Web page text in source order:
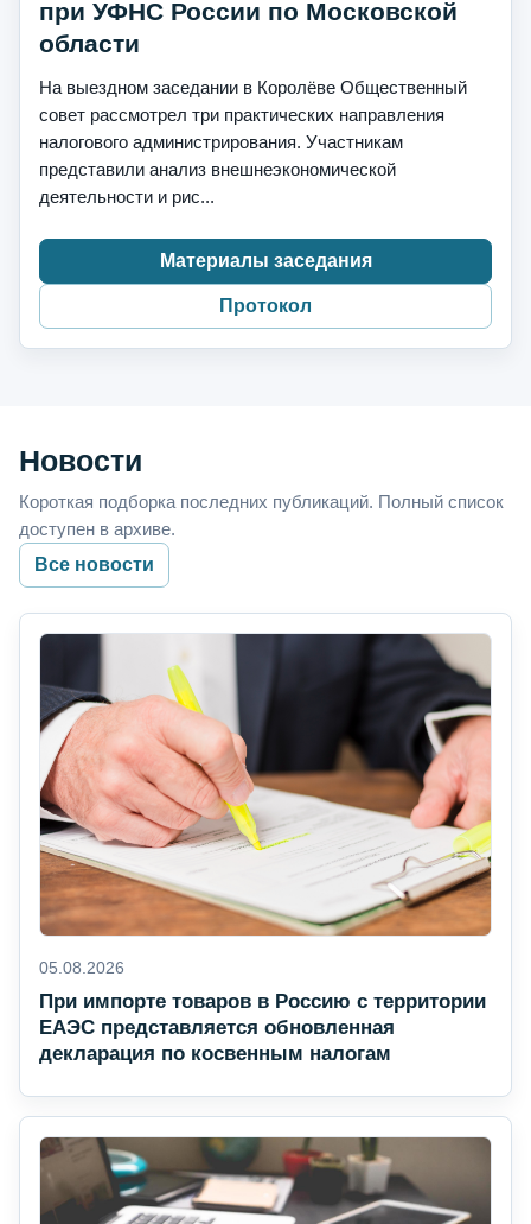
при УФНС России по Московской
области
На выездном заседании в Королёве Общественный
совет рассмотрел три практических направления
налогового администрирования. Участникам
представили анализ внешнеэкономической
деятельности и рис...
Материалы заседания
Протокол
Новости
Короткая подборка последних публикаций. Полный список
доступен в архиве.
Все новости
05.08.2026
При импорте товаров в Россию с территории
ЕАЭС представляется обновленная
декларация по косвенным налогам